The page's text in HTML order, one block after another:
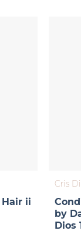
ii
Cris
by
Dios